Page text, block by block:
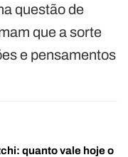
questão de
que a sorte
e pensamentos
quanto vale hoje o